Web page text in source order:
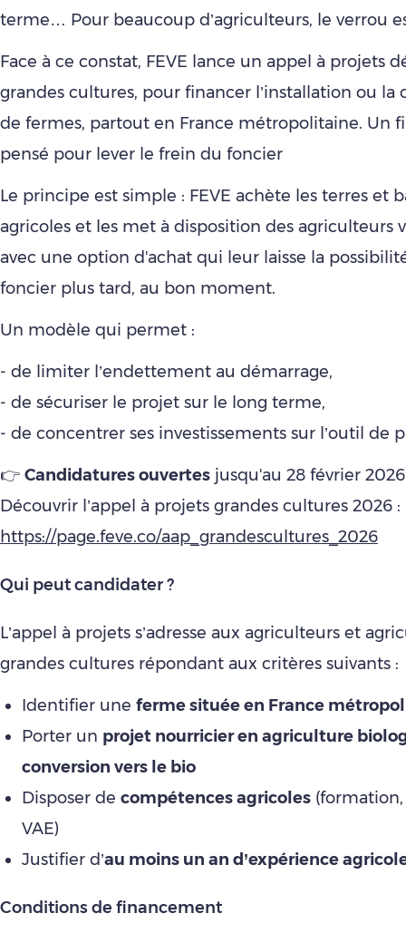
terme… Pour beaucoup d’agriculteurs, le verrou
Face à ce constat, FEVE lance un appel à projets
grandes cultures, pour financer l’installation ou la
de fermes, partout en France métropolitaine. Un
pensé pour lever le frein du foncier
Le principe est simple : FEVE achète les terres et
agricoles et les met à disposition des agriculteurs
avec une option d'achat qui leur laisse la
foncier plus tard, au bon moment.
Un modèle qui permet :
- de limiter l’endettement au démarrage,
- de sécuriser le projet sur le long terme,
- de concentrer ses investissements sur l’outil de
👉 Candidatures ouvertes jusqu'au 28 février 2026
Découvrir l’appel à projets grandes cultures 2026 :
https://page.feve.co/aap_grandescultures_2026
Qui peut candidater ?
L’appel à projets s’adresse aux agriculteurs et
grandes cultures répondant aux critères suivants :
Identifier une ferme située en France
Porter un projet nourricier en agriculture
conversion vers le bio
Disposer de compétences agricoles
VAE)
Justifier d’au moins un an d’expérience
Conditions de financement